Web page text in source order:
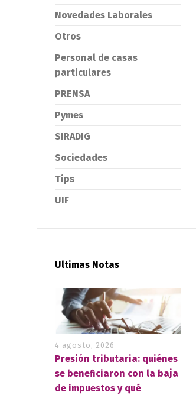
Novedades Laborales
Otros
Personal de casas
particulares
PRENSA
Pymes
SIRADIG
Sociedades
Tips
UIF
Ultimas Notas
4 agosto, 2026
Presión tributaria: quiénes
se beneficiaron con la baja
de impuestos y qué